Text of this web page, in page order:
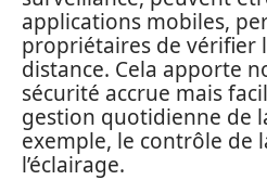
applications mobiles,
propriétaires de vérifier
distance. Cela apporte
sécurité accrue mais
gestion quotidienne de
exemple, le contrôle de
l’éclairage.